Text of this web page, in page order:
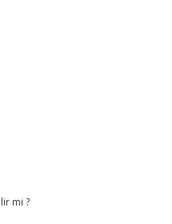
mi ?